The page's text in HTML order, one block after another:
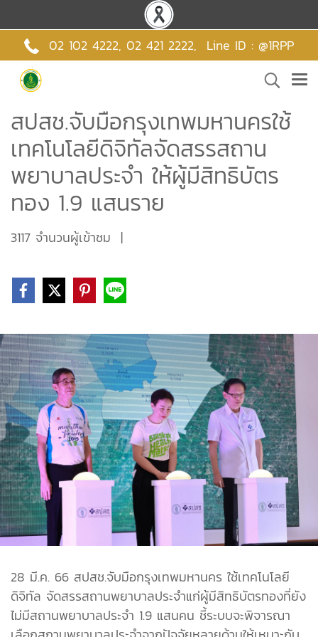
02 102 4222, 02 421 2222, Line ID : @1RPP
สปสช.จับมือกรุงเทพมหานครใช้
เทคโนโลยีดิจิทัลจัดสรรสถาน
พยาบาลประจำ ให้ผู้มีสิทธิบัตร
ทอง 1.9 แสนราย
3117 จำนวนผู้เข้าชม |
28 มี.ค. 66 สปสช.จับมือกรุงเทพมหานคร ใช้เทคโนโลยี
ดิจิทัล จัดสรรสถานพยาบาลประจำแก่ผู้มีสิทธิบัตรทองที่ยัง
ไม่มีสถานพยาบาลประจำ 1.9 แสนคน ชี้ระบบจะพิจารณา